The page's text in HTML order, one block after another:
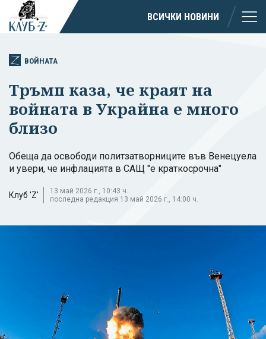
ВСИЧКИ НОВИНИ
ВОЙНАТА
Тръмп каза, че краят на
войната в Украйна е много
близо
Обеща да освободи политзатворниците във Венецуела
и увери, че инфлацията в САЩ "е краткосрочна"
Клуб 'Z'
13 май 2026 г., 10:43 ч.
последна редакция 13 май 2026 г., 14:00 ч.